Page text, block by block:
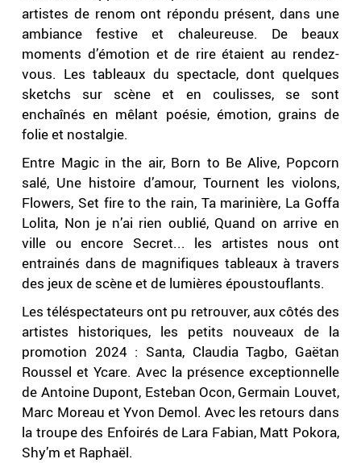
artistes de renom ont répondu présent, dans une
ambiance festive et chaleureuse. De beaux
moments d’émotion et de rire étaient au rendez-
vous. Les tableaux du spectacle, dont quelques
sketchs sur scène et en coulisses, se sont
enchaînés en mêlant poésie, émotion, grains de
folie et nostalgie.
Entre Magic in the air, Born to Be Alive, Popcorn
salé, Une histoire d’amour, Tournent les violons,
Flowers, Set fire to the rain, Ta marinière, La Goffa
Lolita, Non je n’ai rien oublié, Quand on arrive en
ville ou encore Secret... les artistes nous ont
entrainés dans de magnifiques tableaux à travers
des jeux de scène et de lumières époustouflants.
Les téléspectateurs ont pu retrouver, aux côtés des
artistes historiques, les petits nouveaux de la
promotion 2024 : Santa, Claudia Tagbo, Gaëtan
Roussel et Ycare. Avec la présence exceptionnelle
de Antoine Dupont, Esteban Ocon, Germain Louvet,
Marc Moreau et Yvon Demol. Avec les retours dans
la troupe des Enfoirés de Lara Fabian, Matt Pokora,
Shy’m et Raphaël.